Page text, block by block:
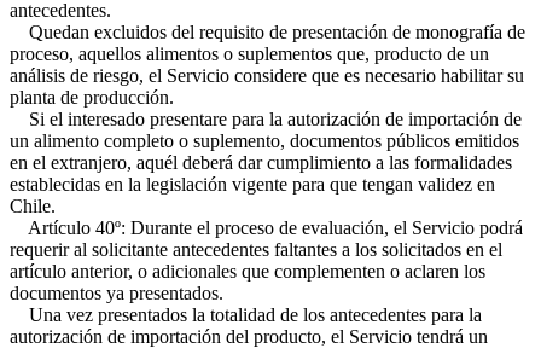
antecedentes.
Quedan excluidos del requisito de presentación de monografía de
proceso, aquellos alimentos o suplementos que, producto de un
análisis de riesgo, el Servicio considere que es necesario habilitar su
planta de producción.
Si el interesado presentare para la autorización de importación de
un alimento completo o suplemento, documentos públicos emitidos
en el extranjero, aquél deberá dar cumplimiento a las formalidades
establecidas en la legislación vigente para que tengan validez en
Chile.
Artículo 40º: Durante el proceso de evaluación, el Servicio podrá
requerir al solicitante antecedentes faltantes a los solicitados en el
artículo anterior, o adicionales que complementen o aclaren los
documentos ya presentados.
Una vez presentados la totalidad de los antecedentes para la
autorización de importación del producto, el Servicio tendrá un